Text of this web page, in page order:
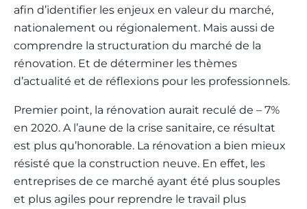
afin d’identifier les enjeux en valeur du marché,
nationalement ou régionalement. Mais aussi de
comprendre la structuration du marché de la
rénovation. Et de déterminer les thèmes
d’actualité et de réflexions pour les professionnels.
Premier point, la rénovation aurait reculé de – 7%
en 2020. A l’aune de la crise sanitaire, ce résultat
est plus qu’honorable. La rénovation a bien mieux
résisté que la construction neuve. En effet, les
entreprises de ce marché ayant été plus souples
et plus agiles pour reprendre le travail plus